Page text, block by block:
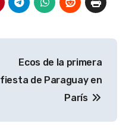
Ecos de la primera
fiesta de Paraguay en
París